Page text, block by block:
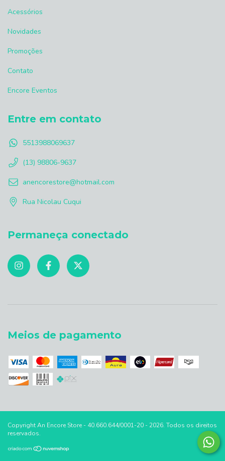
Acessórios
Novidades
Promoções
Contato
Encore Eventos
Entre em contato
5513988069637
(13) 98806-9637
anencorestore@hotmail.com
Rua Nicolau Cuqui
Permaneça conectado
Meios de pagamento
Copyright An Encore Store - 40.660.644/0001-20 - 2026. Todos os direitos
reservados.